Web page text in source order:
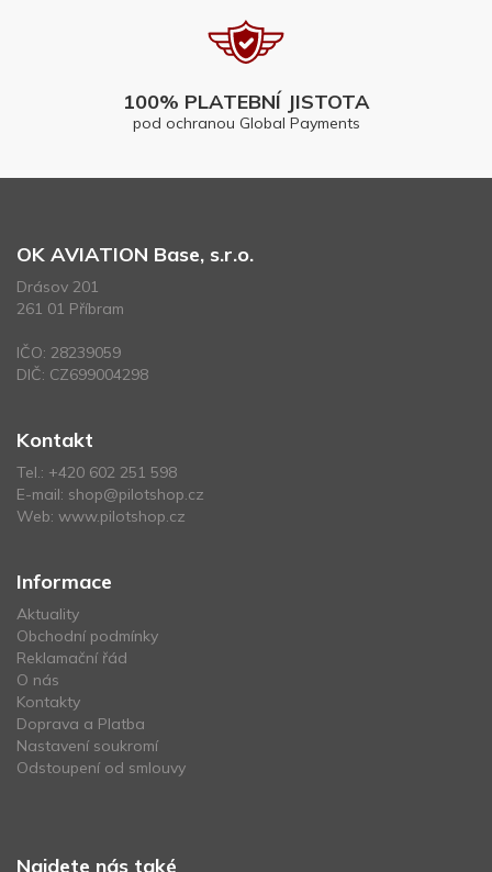
100% PLATEBNÍ JISTOTA
pod ochranou Global Payments
OK AVIATION Base, s.r.o.
Drásov 201
261 01 Příbram
IČO: 28239059
DIČ: CZ699004298
Kontakt
Tel.: +420 602 251 598
E-mail: shop@pilotshop.cz
Web: www.pilotshop.cz
Informace
Aktuality
Obchodní podmínky
Reklamační řád
O nás
Kontakty
Doprava a Platba
Nastavení soukromí
Odstoupení od smlouvy
Najdete nás také